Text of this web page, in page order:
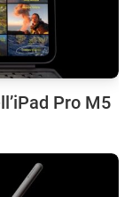
Pro M5